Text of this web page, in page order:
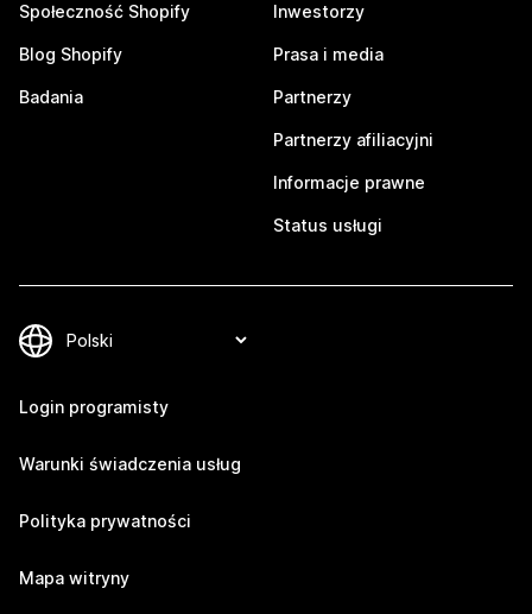
Społeczność Shopify
Blog Shopify
Badania
Inwestorzy
Prasa i media
Partnerzy
Partnerzy afiliacyjni
Informacje prawne
Status usługi
Login programisty
Warunki świadczenia usług
Polityka prywatności
Mapa witryny